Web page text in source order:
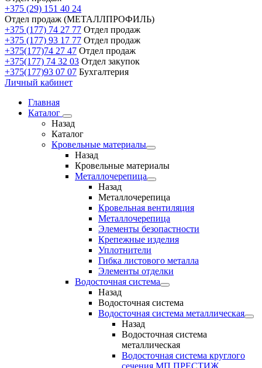
+375 (29) 151 40 24
Отдел продаж (МЕТАЛЛПРОФИЛЬ)
+375 (177) 74 27 77 Отдел продаж
+375 (177) 93 17 77 Отдел продаж
+375(177)74 27 47 Отдел продаж
+375(177) 74 32 03 Отдел закупок
+375(177)93 07 07 Бухгалтерия
Личный кабинет
Главная
Каталог
Назад
Каталог
Кровельные материалы
Назад
Кровельные материалы
Металлочерепица
Назад
Металлочерепица
Кровельная вентиляция
Металлочерепица
Элементы безопастности
Крепежные изделия
Уплотнители
Гибка листового металла
Элементы отделки
Водосточная система
Назад
Водосточная система
Водосточная система металлическая
Назад
Водосточная система
металлическая
Водосточная система круглого
сечения МП ПРЕСТИЖ